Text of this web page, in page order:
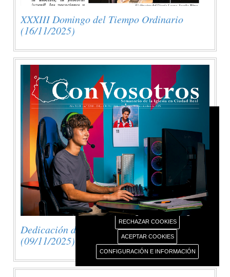
XXXIII Domingo del Tiempo Ordinario
(16/11/2025)
Dedicación de la Basílica de Letrán
(09/11/2025)
AVISO USO DE COOKIES
Este portal web únicamente utiliza cookies propias
con finalidad técnica, no recaba ni cede datos de
carácter personal de los usuarios sin su
conocimiento.
Sin embargo, contiene enlaces a sitios web de
terceros con políticas de privacidad ajenas este
portal web que usted podrá decidir si acepta o no
cuando acceda a ellos.
Más información sobre el uso de nuestras cookies.
RECHAZAR COOKIES
ACEPTAR COOKIES
CONFIGURACIÓN E INFORMACIÓN